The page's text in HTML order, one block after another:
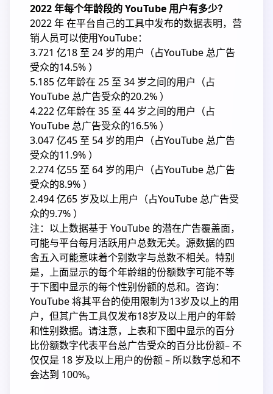
2022 年每个年龄段的 YouTube 用户有多少？
2022 年 在平台自己的工具中发布的数据表明，营
销人员可以使用YouTube：
3.721 亿18 至 24 岁的用户（占YouTube 总广告
受众的14.5% ）
5.185 亿年龄在 25 至 34 岁之间的用户（占
YouTube 总广告受众的20.2% ）
4.222 亿年龄在 35 至 44 岁之间的用户（占
YouTube 总广告受众的16.5% ）
3.047 亿45 至 54 岁的用户（占YouTube 总广告
受众的11.9% ）
2.274 亿55 至 64 岁的用户（占YouTube 总广告
受众的8.9% ）
2.494 亿65 岁及以上用户（占YouTube 总广告受
众的9.7% ）
注：以上数据基于 YouTube 的潜在广告覆盖面，
可能与平台每月活跃用户总数无关。源数据的四
舍五入可能意味着个别数字与总数不相关。特别
是，上面显示的每个年龄组的份额数字可能不等
于下图中显示的每个性别份额的总和。咨询：
YouTube 将其平台的使用限制为13岁及以上的用
户，但其广告工具仅发布18岁及以上用户的年龄
和性别数据。请注意，上表和下图中显示的百分
比份额数字代表平台总广告受众的百分比份额– 不
仅仅是 18 岁及以上用户的份额 – 所以数字总和不
会达到 100%。